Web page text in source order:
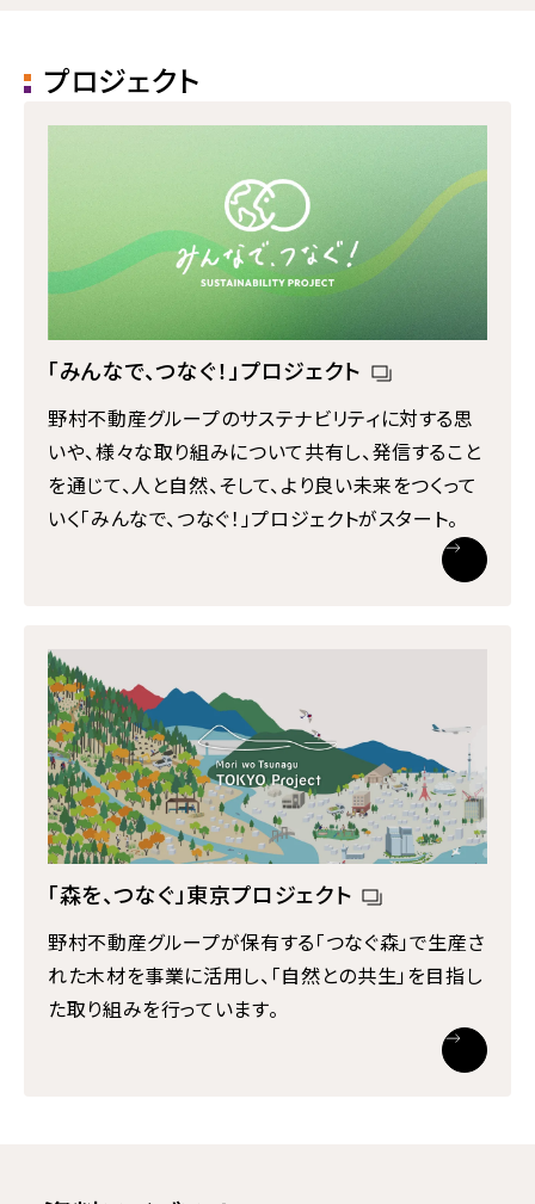
プロジェクト
「みんなで、つなぐ！」プロジェクト
野村不動産グループのサステナビリティに対する思
いや、様々な取り組みについて共有し、発信すること
を通じて、人と自然、そして、より良い未来をつくって
いく「みんなで、つなぐ！」プロジェクトがスタート。
「森を、つなぐ」東京プロジェクト
野村不動産グループが保有する「つなぐ森」で生産さ
れた木材を事業に活用し、「自然との共生」を目指し
た取り組みを行っています。